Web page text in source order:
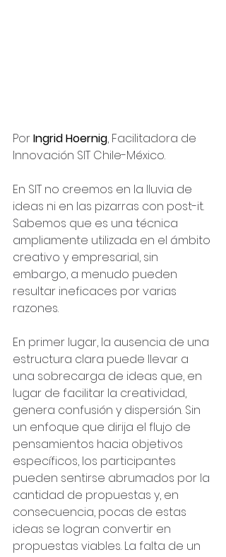
PorIngrid Hoernig, Facilitadora de
Innovación SIT Chile-México.
En SIT no creemos en la lluvia de
ideas ni en las pizarras con post-it.
Sabemos que es una técnica
ampliamente utilizada en el ámbito
creativo y empresarial, sin
embargo, a menudo pueden
resultar ineficaces por varias
razones.
En primer lugar, la ausencia de una
estructura clara puede llevar a
una sobrecarga de ideas que, en
lugar de facilitar la creatividad,
genera confusión y dispersión. Sin
un enfoque que dirija el flujo de
pensamientos hacia objetivos
específicos, los participantes
pueden sentirse abrumados por la
cantidad de propuestas y, en
consecuencia, pocas de estas
ideas se logran convertir en
propuestas viables. La falta de un